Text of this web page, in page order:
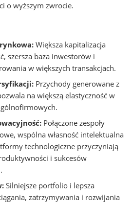
o wyższym zwrocie.
Większa kapitalizacja
szersza baza inwestorów i
w większych transakcjach.
Przychody generowane z
na większą elastyczność w
Połączone zespoły
wspólna własność intelektualna
technologiczne przyczyniają
i sukcesów
Silniejsze portfolio i lepsza
zatrzymywania i rozwijania